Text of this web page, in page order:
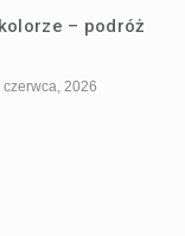
– podróż
czerwca, 2026